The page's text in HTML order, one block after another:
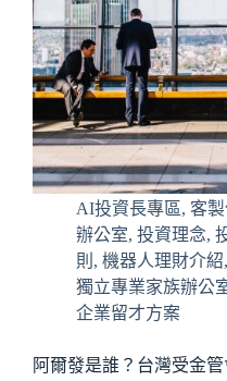
AI投資長專區, 客
辦公室, 投資理念,
則 , 機器人理財介紹,
獨立專業家族辦公
企業留才方案
阿爾發是誰？台灣受金